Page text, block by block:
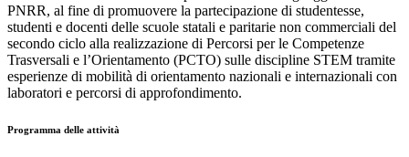
PNRR, al fine di promuovere la partecipazione di studentesse,
studenti e docenti delle scuole statali e paritarie non commerciali del
secondo ciclo alla realizzazione di Percorsi per le Competenze
Trasversali e l’Orientamento (PCTO) sulle discipline STEM tramite
esperienze di mobilità di orientamento nazionali e internazionali con
laboratori e percorsi di approfondimento.
Programma delle attività